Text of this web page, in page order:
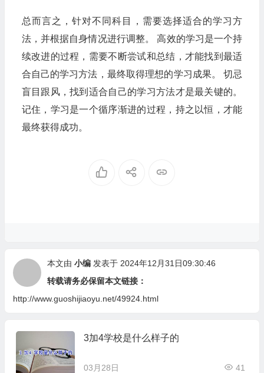
总而言之，针对不同科目，需要选择适合的学习方
法，并根据自身情况进行调整。 高效的学习是一个持
续改进的过程，需要不断尝试和总结，才能找到最适
合自己的学习方法，最终取得理想的学习成果。 切忌
盲目跟风，找到适合自己的学习方法才是最关键的。
记住，学习是一个循序渐进的过程，持之以恒，才能
最终获得成功。
本文由 小编发表于 2024年12月31日09:30:46
转载请务必保留本文链接：
http://www.guoshijiaoyu.net/49924.html
3加4学校是什么样子的
03月28日 41